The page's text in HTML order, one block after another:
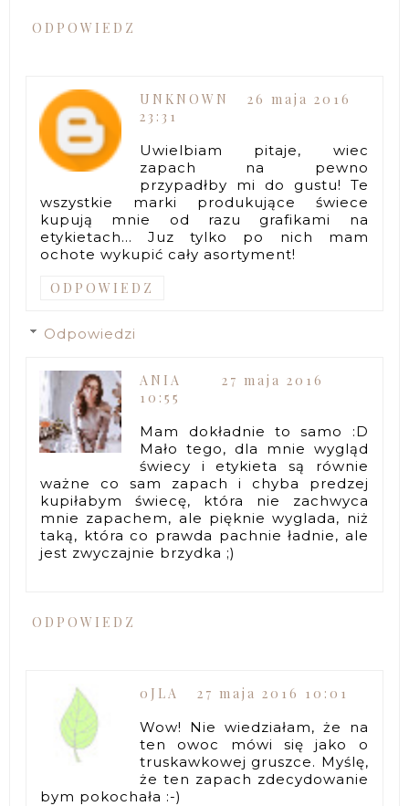
ODPOWIEDZ
UNKNOWN
26 maja 2016
23:31
Uwielbiam pitaje, wiec
zapach na pewno
przypadłby mi do gustu! Te
wszystkie marki produkujące świece
kupują mnie od razu grafikami na
etykietach... Juz tylko po nich mam
ochote wykupić cały asortyment!
ODPOWIEDZ
Odpowiedzi
ANIA
27 maja 2016
10:55
Mam dokładnie to samo :D
Mało tego, dla mnie wygląd
świecy i etykieta są równie
ważne co sam zapach i chyba predzej
kupiłabym świecę, która nie zachwyca
mnie zapachem, ale pięknie wyglada, niż
taką, która co prawda pachnie ładnie, ale
jest zwyczajnie brzydka ;)
ODPOWIEDZ
0JLA
27 maja 2016 10:01
Wow! Nie wiedziałam, że na
ten owoc mówi się jako o
truskawkowej gruszce. Myślę,
że ten zapach zdecydowanie
bym pokochała :-)